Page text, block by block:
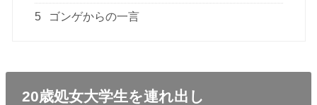
5 ゴンゲからの一言
20歳処女大学生を連れ出し